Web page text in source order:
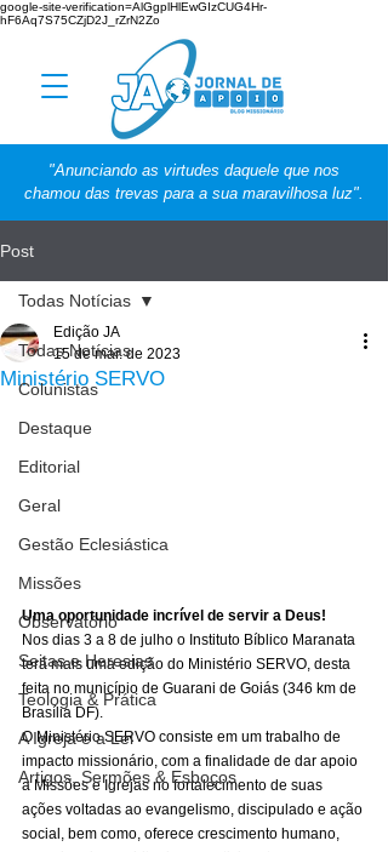
google-site-verification=AlGgplHlEwGIzCUG4Hr-
hF6Aq7S75CZjD2J_rZrN2Zo
"Anunciando as virtudes daquele que nos
chamou das trevas para a sua maravilhosa luz".
Post
Todas Notícias
Colunistas
Destaque
Editorial
Geral
Gestão Eclesiástica
Missões
Observatório
Seitas e Heresias
Teologia & Prática
A Igreja e a Lei
Artigos, Sermões & Esboços
Todas Notícias
Ministério SERVO
Edição JA
15 de mar. de 2023
Uma oportunidade incrível de servir a Deus!
Nos dias 3 a 8 de julho o Instituto Bíblico Maranata
terá mais uma edição do Ministério SERVO, desta
feita no município de Guarani de Goiás (346 km de
Brasília DF).
O Ministério SERVO consiste em um trabalho de
impacto missionário, com a finalidade de dar apoio
a Missões e Igrejas no fortalecimento de suas
ações voltadas ao evangelismo, discipulado e ação
social, bem como, oferece crescimento humano,